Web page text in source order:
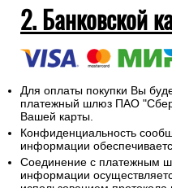
2. Банковской
Для оплаты покупки Вы
платежный шлюз ПАО
Вашей карты.
Конфиденциальность
информации
Соединение с платежным
информации